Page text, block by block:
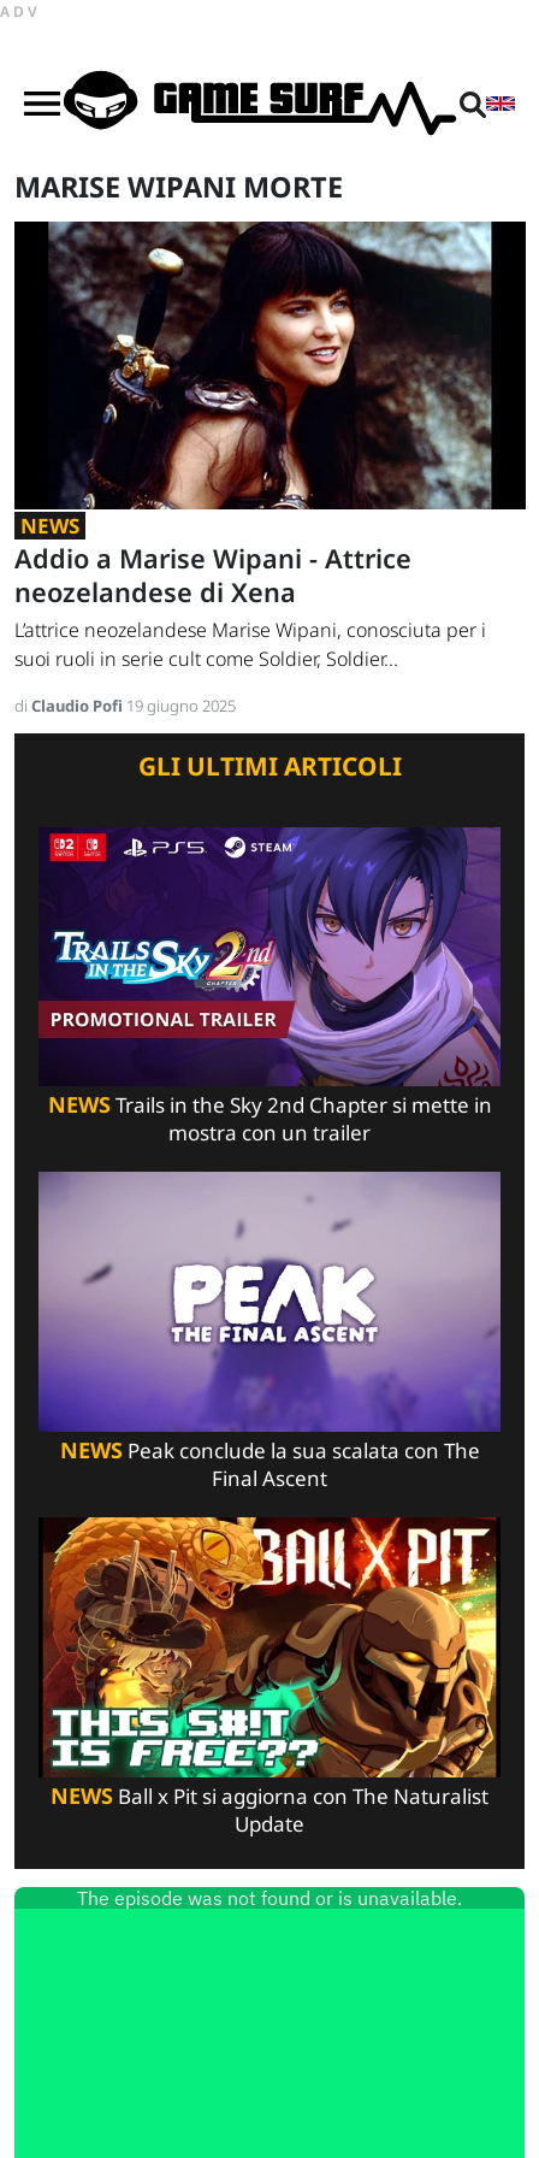
ADV
MARISE WIPANI MORTE
NEWS
Addio a Marise Wipani - Attrice
neozelandese di Xena
L’attrice neozelandese Marise Wipani, conosciuta per i
suoi ruoli in serie cult come Soldier, Soldier...
di Claudio Pofi 19 giugno 2025
GLI ULTIMI ARTICOLI
NEWSTrails in the Sky 2nd Chapter si mette in
mostra con un trailer
NEWSPeak conclude la sua scalata con The
Final Ascent
NEWS Ball x Pit si aggiorna con The Naturalist
Update